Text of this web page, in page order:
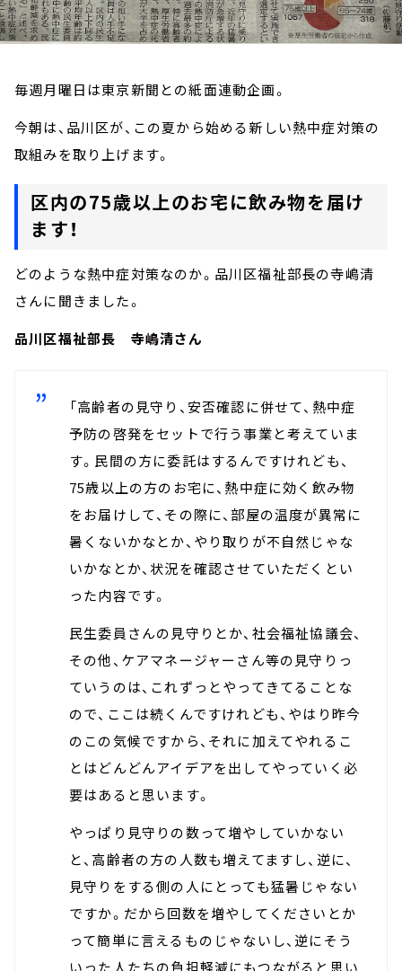
毎週月曜日は東京新聞との紙面連動企画。
今朝は、品川区が、この夏から始める新しい熱中症対策の
取組みを取り上げます。
区内の75歳以上のお宅に飲み物を届け
ます！
どのような熱中症対策なのか。品川区福祉部長の寺嶋清
さんに聞きました。
品川区福祉部長 寺嶋清さん
「高齢者の見守り、安否確認に併せて、熱中症
予防の啓発をセットで行う事業と考えていま
す。民間の方に委託はするんですけれども、
75歳以上の方のお宅に、熱中症に効く飲み物
をお届けして、その際に、部屋の温度が異常に
暑くないかなとか、やり取りが不自然じゃな
いかなとか、状況を確認させていただくとい
った内容です。
民生委員さんの見守りとか、社会福祉協議会、
その他、ケアマネージャーさん等の見守りっ
ていうのは、これずっとやってきてることな
ので、ここは続くんですけれども、やはり昨今
のこの気候ですから、それに加えてやれるこ
とはどんどんアイデアを出してやっていく必
要はあると思います。
やっぱり見守りの数って増やしていかない
と、高齢者の方の人数も増えてますし、逆に、
見守りをする側の人にとっても猛暑じゃない
ですか。だから回数を増やしてくださいとか
って簡単に言えるものじゃないし、逆にそう
いった人たちの負担軽減にもつながると思い